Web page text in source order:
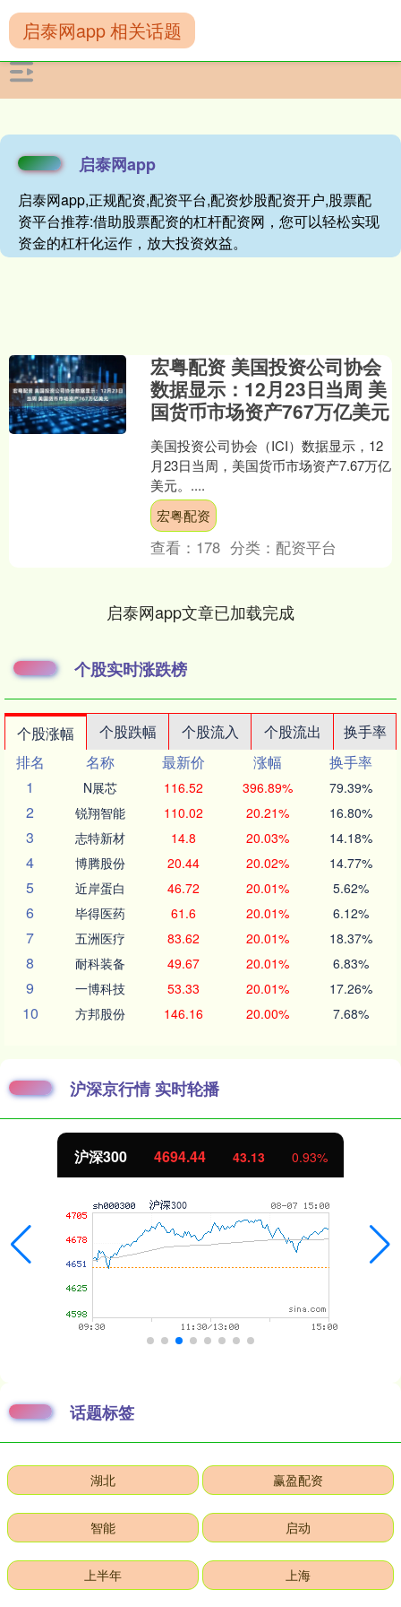
启泰网app
启泰网app,正规配资,配资平台,配资炒股配资开户,股票配
资平台推荐:借助股票配资的杠杆配资网，您可以轻松实现
资金的杠杆化运作，放大投资效益。
启泰网app 相关话题
宏粤配资 美国投资公司协会
数据显示：12月23日当周 美
国货币市场资产767万亿美元
美国投资公司协会（ICI）数据显示，12
月23日当周，美国货币市场资产7.67万亿
美元。....
宏粤配资
查看： 178 分类： 配资平台
启泰网app文章已加载完成
个股实时涨跌榜
个股涨幅 个股跌幅 个股流入 个股流出
换手率
排名
名称 最新价 涨幅
换手率
1
N展芯 116.52 396.89% 79.39%
2 锐翔智能 110.02 20.21% 16.80%
3 志特新材 14.8 20.03% 14.18%
4 博腾股份 20.44 20.02% 14.77%
5 近岸蛋白 46.72 20.01% 5.62%
6 毕得医药 61.6 20.01% 6.12%
7 五洲医疗 83.62 20.01% 18.37%
8 耐科装备 49.67 20.01% 6.83%
9 一博科技 53.33 20.01% 17.26%
10 方邦股份 146.16 20.00% 7.68%
沪深京行情 实时轮播
北证50 1134.24 11.37 1.01%
话题标签
湖北 赢盈配资
智能 启动
上半年 上海